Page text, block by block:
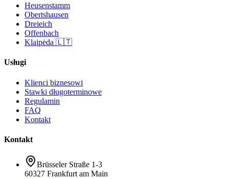
Heusenstamm
Obertshausen
Dreieich
Offenbach
Klaipėda 🇱🇹
Usługi
Klienci biznesowi
Stawki długoterminowe
Regulamin
FAQ
Kontakt
Kontakt
Brüsseler Straße 1-3
60327 Frankfurt am Main